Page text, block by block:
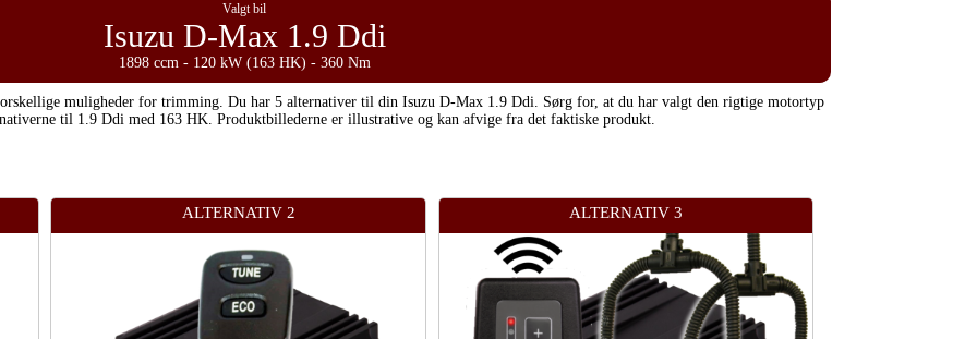
Valgt bil
Isuzu D-Max 1.9 Ddi
1898 ccm - 120 kW (163 HK) - 360 Nm
muligheder for trimming. Du har 5 alternativer til din Isuzu D-Max 1.9 Ddi. Sørg for, at du har valgt den rigtige motortyp
til 1.9 Ddi med 163 HK. Produktbillederne er illustrative og kan afvige fra det faktiske produkt.
ALTERNATIV 2 ALTERNATIV 3